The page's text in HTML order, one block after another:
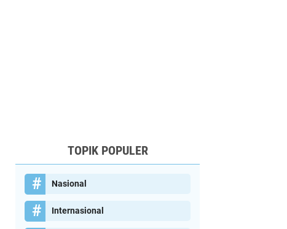
TOPIK POPULER
Nasional
Internasional